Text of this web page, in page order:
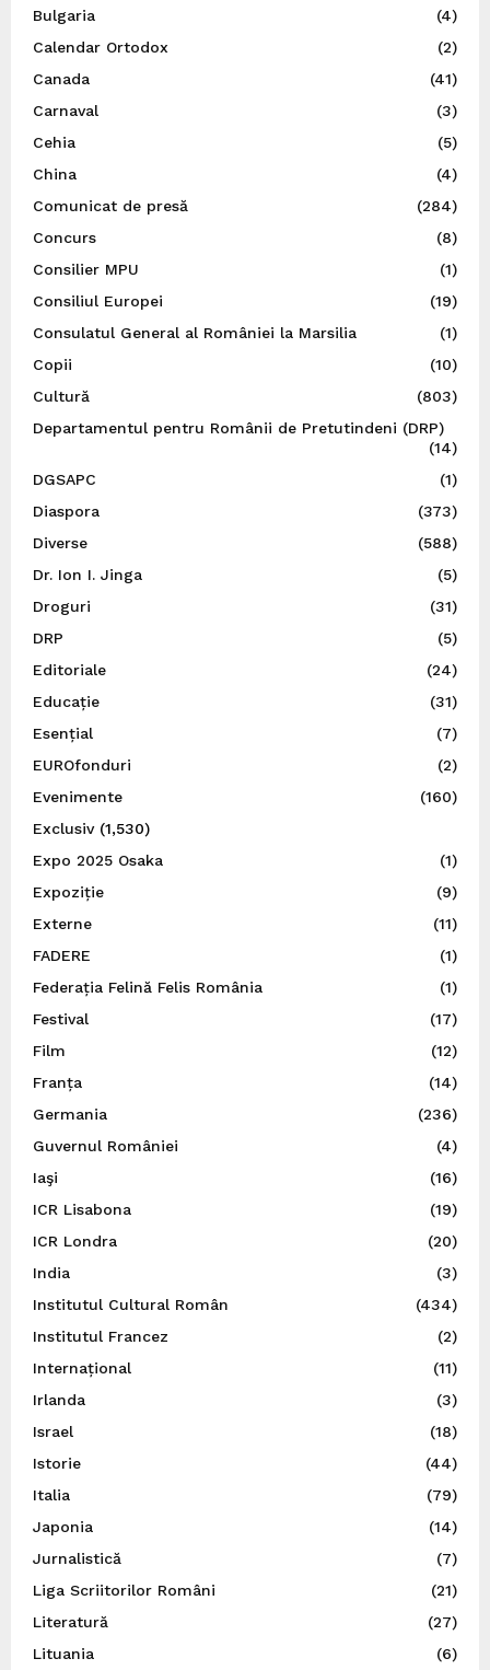
Bulgaria
(4)
Calendar Ortodox
(2)
Canada
(41)
Carnaval
(3)
Cehia
(5)
China
(4)
Comunicat de presă
(284)
Concurs
(8)
Consilier MPU
(1)
Consiliul Europei
(19)
Consulatul General al României la Marsilia
(1)
Copii
(10)
Cultură
(803)
Departamentul pentru Românii de Pretutindeni (DRP)
(14)
DGSAPC
(1)
Diaspora
(373)
Diverse
(588)
Dr. Ion I. Jinga
(5)
Droguri
(31)
DRP
(5)
Editoriale
(24)
Educație
(31)
Esențial
(7)
EUROfonduri
(2)
Evenimente
(160)
Exclusiv(1,530)
Expo 2025 Osaka
(1)
Expoziție
(9)
Externe
(11)
FADERE
(1)
Federația Felină Felis România
(1)
Festival
(17)
Film
(12)
Franța
(14)
Germania
(236)
Guvernul României
(4)
Iaşi
(16)
ICR Lisabona
(19)
ICR Londra
(20)
India
(3)
Institutul Cultural Român
(434)
Institutul Francez
(2)
Internațional
(11)
Irlanda
(3)
Israel
(18)
Istorie
(44)
Italia
(79)
Japonia
(14)
Jurnalistică
(7)
Liga Scriitorilor Români
(21)
Literatură
(27)
Lituania
(6)